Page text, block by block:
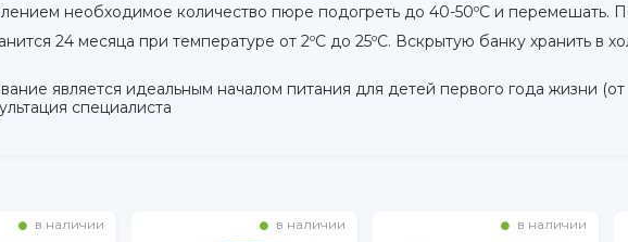
необходимое количество пюре подогреть до 40-50ºC и перемешать.
24 месяца при температуре от 2ºC до 25ºC. Вскрытую банку хранить в
является идеальным началом питания для детей первого года жизни
специалиста
в наличии в наличии в наличии